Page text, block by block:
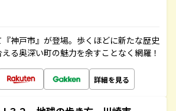
神戸市』が登場。歩くほどに新たな歴史
る奥深い町の魅力を余すことなく網羅！
詳細を見る